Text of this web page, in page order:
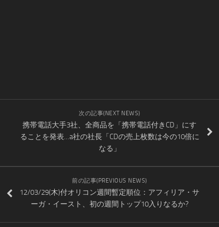
次の記事(NEXT NEWS)
携帯電話大手3社、全商品を「携帯電話付きCD」にす
ることを発表…a社の社長「CDの売上枚数は今の10倍に
なる」
前の記事(PREVIOUS NEWS)
12/03/29(木)付オリコン週間暫定順位：アフィリア・サ
ーガ・イースト、初の週間トップ10入りなるか?